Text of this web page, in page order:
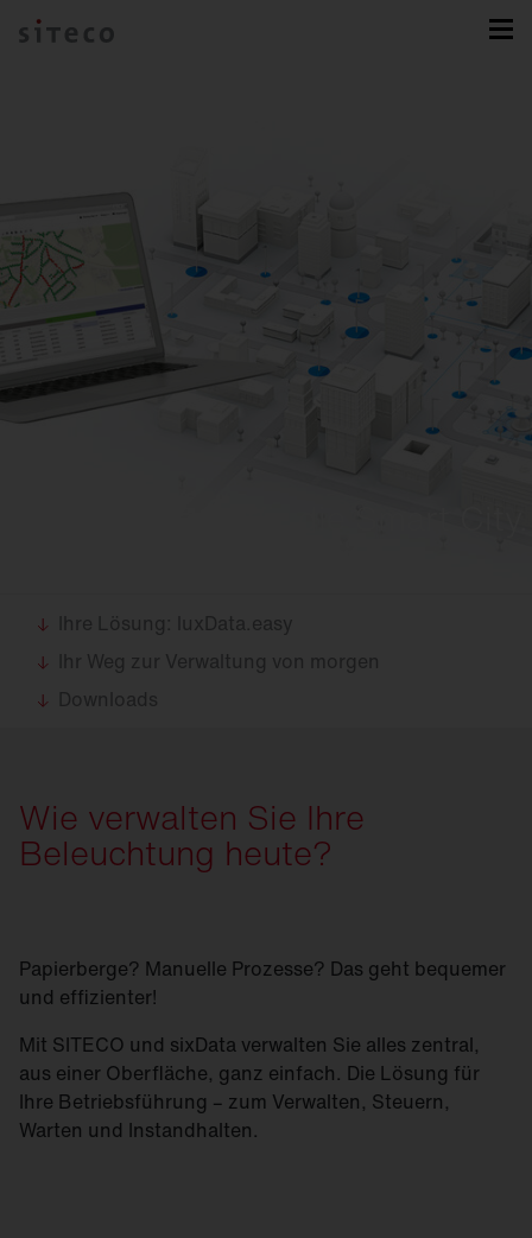
Ihre Lösung: luxData.easy
Ihr Weg zur Verwaltung von morgen
Downloads
Wie verwalten Sie Ihre
Beleuchtung heute?
Papierberge? Manuelle Prozesse? Das geht bequemer
und effizienter!
Mit SITECO und sixData verwalten Sie alles zentral,
aus einer Oberfläche, ganz einfach. Die Lösung für
Ihre Betriebsführung – zum Verwalten, Steuern,
Warten und Instandhalten.